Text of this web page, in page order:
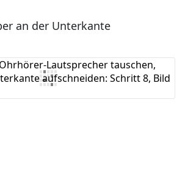
Kommentar hinzufügen
an der Unterkante